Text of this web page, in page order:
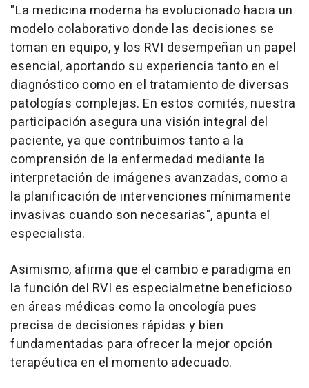
"La medicina moderna ha evolucionado hacia un
modelo colaborativo donde las decisiones se
toman en equipo, y los RVI desempeñan un papel
esencial, aportando su experiencia tanto en el
diagnóstico como en el tratamiento de diversas
patologías complejas. En estos comités, nuestra
participación asegura una visión integral del
paciente, ya que contribuimos tanto a la
comprensión de la enfermedad mediante la
interpretación de imágenes avanzadas, como a
la planificación de intervenciones mínimamente
invasivas cuando son necesarias", apunta el
especialista.
Asimismo, afirma que el cambio e paradigma en
la función del RVI es especialmetne beneficioso
en áreas médicas como la oncología pues
precisa de decisiones rápidas y bien
fundamentadas para ofrecer la mejor opción
terapéutica en el momento adecuado.